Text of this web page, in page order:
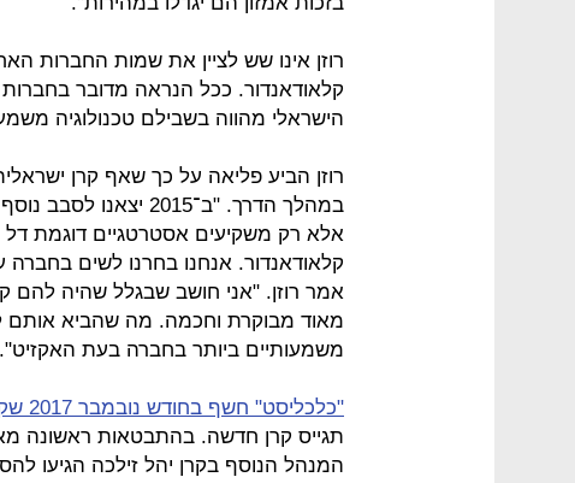
רוזן אינו שש לציין את שמות החברות
קלאודאנדור. ככל הנראה מדובר
הישראלי מהווה בשבילם טכנולוגיה
רוזן הביע פליאה על כך שאף קרן
במהלך הדרך. "ב־2015
אלא רק משקיעים אסטרטגיים דוגמת דל
קלאודאנדור. אנחנו בחרנו לשים
אמר רוזן. "אני חושב שבגלל שהיה
מאוד מבוקרת וחכמה. מה שהביא אותם
משמעותיים ביותר בחברה בעת האקזיט".
"כלכליסט" חשף בחודש נובמבר 2017 שקרן מאגמה הגיעה לסוף דרכה
תגייס קרן חדשה. בהתבטאות ראשונה
המנהל הנוסף בקרן יהל זילכה הגיעו